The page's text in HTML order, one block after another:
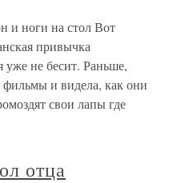
и ноги на стол Вот
привычка
уже не бесит. Раньше,
фильмы и видела, как они
свои лапы где
отца